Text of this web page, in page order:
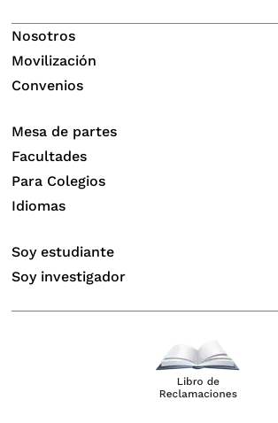
Nosotros
Movilización
Convenios
Mesa de partes
Facultades
Para Colegios
Idiomas
Soy estudiante
Soy investigador